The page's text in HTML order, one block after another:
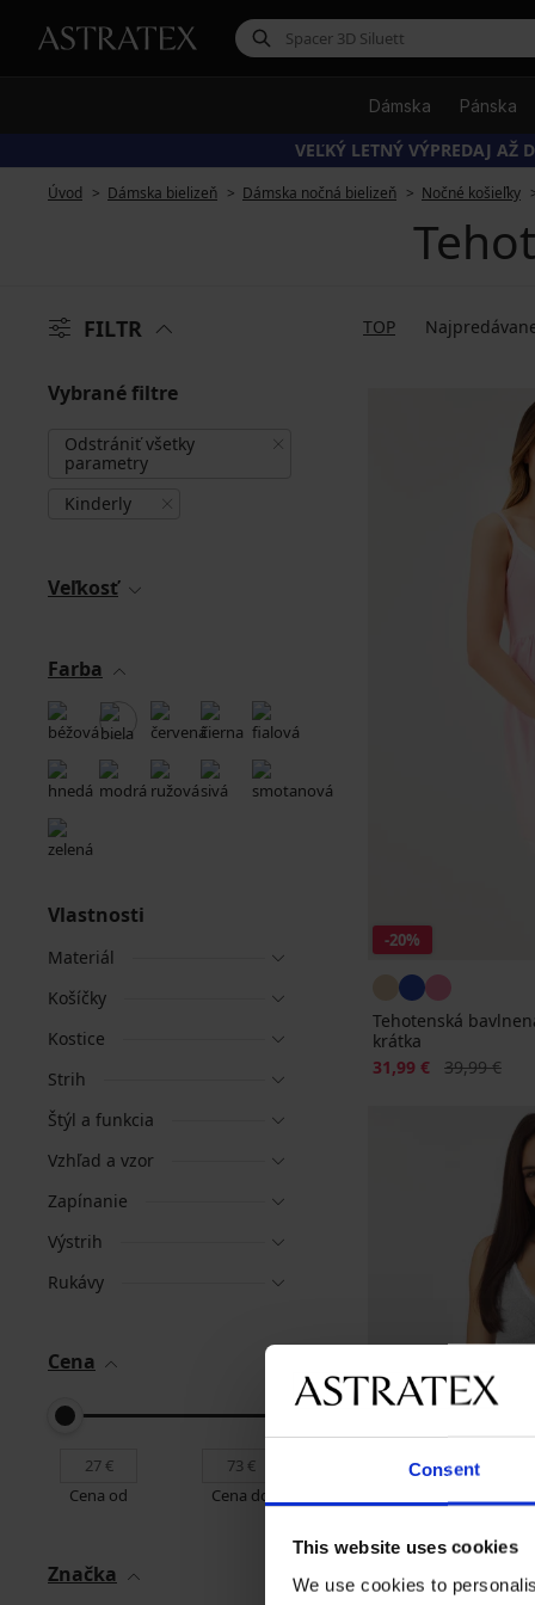
Consent
This website uses cookies
We use cookies to
Dámska Pánska
VEĽKÝ LETNÝ VÝPREDAJ AŽ
Úvod Dámska bielizeň Dámska nočná bielizeň Nočné košieľky
FILTR TOP
Vybrané filtre
Odstrániť všetky
parametry
Kinderly
Veľkosť
Farba
Vlastnosti
Materiál
Košíčky
Kostice
Strih
Štýl a funkcia
Vzhľad a vzor
Zapínanie
Výstrih
Rukávy
Cena
Cena od Cena do
Značka
-20%
Tehotenská
krátka
Zľava
31,99 € Pôvodná cena
39,99 €